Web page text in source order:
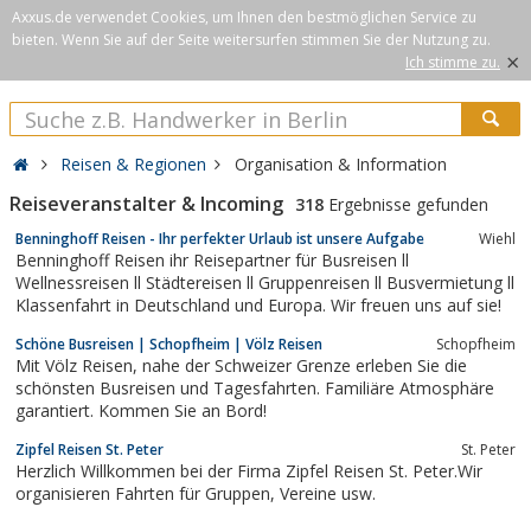
Axxus.de verwendet Cookies, um Ihnen den bestmöglichen Service zu
bieten. Wenn Sie auf der Seite weitersurfen stimmen Sie der Nutzung zu.
Ich stimme zu. ×
Reisen & Regionen Organisation & Information
Reiseveranstalter & Incoming 318 Ergebnisse gefunden
Benninghoff Reisen - Ihr perfekter Urlaub ist unsere Aufgabe Wiehl
Benninghoff Reisen ihr Reisepartner für Busreisen ll
Wellnessreisen ll Städtereisen ll Gruppenreisen ll Busvermietung ll
Klassenfahrt in Deutschland und Europa. Wir freuen uns auf sie!
Schöne Busreisen | Schopfheim | Völz Reisen Schopfheim
Mit Völz Reisen, nahe der Schweizer Grenze erleben Sie die
schönsten Busreisen und Tagesfahrten. Familiäre Atmosphäre
garantiert. Kommen Sie an Bord!
Zipfel Reisen St. Peter St. Peter
Herzlich Willkommen bei der Firma Zipfel Reisen St. Peter.Wir
organisieren Fahrten für Gruppen, Vereine usw.